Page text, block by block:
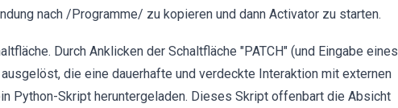
nach /Programme/ zu kopieren und dann Activator zu starten.
Durch Anklicken der Schaltfläche "PATCH" (und Eingabe eines
die eine dauerhafte und verdeckte Interaktion mit externen
Python-Skript heruntergeladen. Dieses Skript offenbart die Absicht